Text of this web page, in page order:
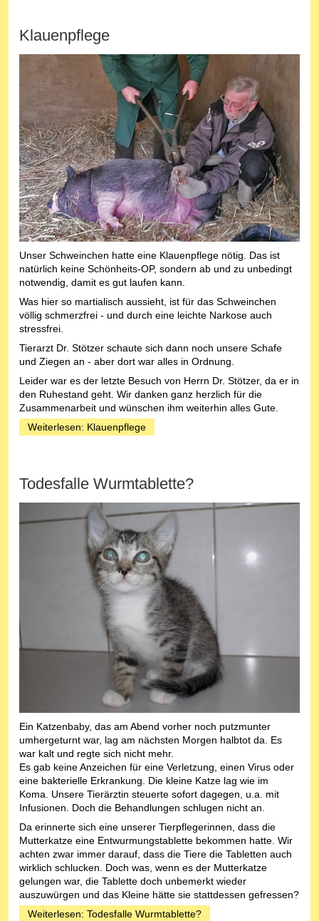
Klauenpflege
Unser Schweinchen hatte eine Klauenpflege nötig. Das ist
natürlich keine Schönheits-OP, sondern ab und zu unbedingt
notwendig, damit es gut laufen kann.
Was hier so martialisch aussieht, ist für das Schweinchen
völlig schmerzfrei - und durch eine leichte Narkose auch
stressfrei.
Tierarzt Dr. Stötzer schaute sich dann noch unsere Schafe
und Ziegen an - aber dort war alles in Ordnung.
Leider war es der letzte Besuch von Herrn Dr. Stötzer, da er in
den Ruhestand geht. Wir danken ganz herzlich für die
Zusammenarbeit und wünschen ihm weiterhin alles Gute.
Weiterlesen: Klauenpflege
Todesfalle Wurmtablette?
Ein Katzenbaby, das am Abend vorher noch putzmunter
umhergeturnt war, lag am nächsten Morgen halbtot da. Es
war kalt und regte sich nicht mehr.
Es gab keine Anzeichen für eine Verletzung, einen Virus oder
eine bakterielle Erkrankung. Die kleine Katze lag wie im
Koma. Unsere Tierärztin steuerte sofort dagegen, u.a. mit
Infusionen. Doch die Behandlungen schlugen nicht an.
Da erinnerte sich eine unserer Tierpflegerinnen, dass die
Mutterkatze eine Entwurmungstablette bekommen hatte. Wir
achten zwar immer darauf, dass die Tiere die Tabletten auch
wirklich schlucken. Doch was, wenn es der Mutterkatze
gelungen war, die Tablette doch unbemerkt wieder
auszuwürgen und das Kleine hätte sie stattdessen gefressen?
Weiterlesen: Todesfalle Wurmtablette?